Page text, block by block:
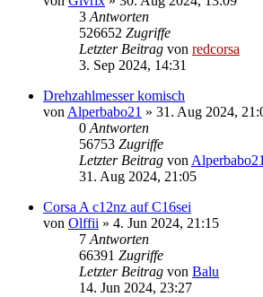
3 Antworten
526652 Zugriffe
Letzter Beitrag von redcorsa
3. Sep 2024, 14:31
Drehzahlmesser komisch
von Alperbabo21 » 31. Aug 2024,
0 Antworten
56753 Zugriffe
Letzter Beitrag von Alperbabo21
31. Aug 2024, 21:05
Corsa A c12nz auf C16sei
von Olffii » 4. Jun 2024, 21:15
7 Antworten
66391 Zugriffe
Letzter Beitrag von Balu
14. Jun 2024, 23:27